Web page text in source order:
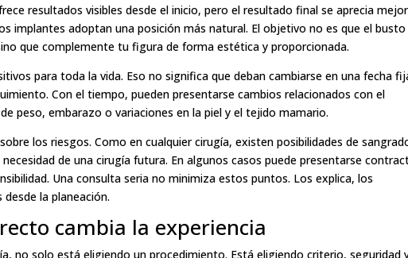
resultados visibles desde el inicio, pero el resultado final se aprecia mejor
implantes adoptan una posición más natural. El objetivo no es que el busto
que complemente tu figura de forma estética y proporcionada.
para toda la vida. Eso no significa que deban cambiarse en una fecha
Con el tiempo, pueden presentarse cambios relacionados con el
peso, embarazo o variaciones en la piel y el tejido mamario.
los riesgos. Como en cualquier cirugía, existen posibilidades de
de una cirugía futura. En algunos casos puede presentarse
Una consulta seria no minimiza estos puntos. Los explica, los
la planeación.
cambia la experiencia
no solo está eligiendo un procedimiento. Está eligiendo criterio, seguridad